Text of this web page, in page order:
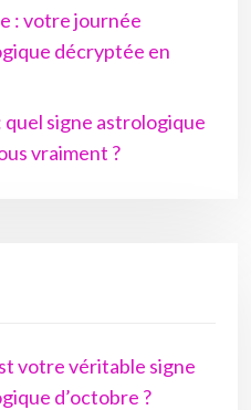
: votre journée
décryptée en
quel signe astrologique
vraiment ?
votre véritable signe
d’octobre ?